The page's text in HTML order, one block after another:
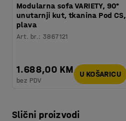
Modularna sofa VARIETY, 90°
unutarnji kut, tkanina Pod CS,
plava
Art. br.:3867121
1.688,00 KM
bez PDV
U KOŠARICU
Slični proizvodi